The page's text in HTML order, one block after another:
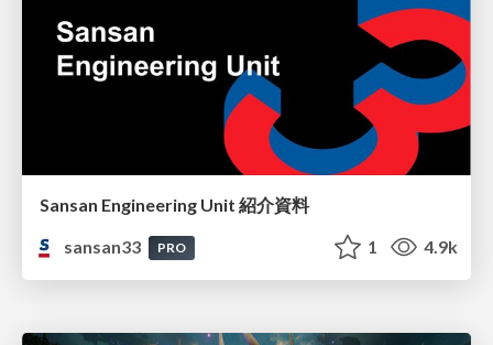
Sansan Engineering Unit 紹介資料
sansan33
PRO 1 4.9k